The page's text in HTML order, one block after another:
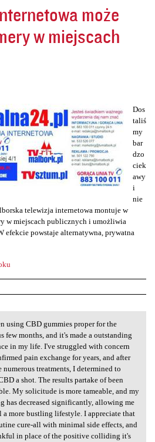
może
w miejscach
Dos
taliś
my
bar
dzo
ciek
awy
i
nie
telewizja internetowa montuje w
w miejscach publicznych i umożliwia
efekcie powstaje alternatywna, prywatna
using CBD gummies
using CBD gummies proper for the
few months, and it's made a outstanding
in my life. I've struggled with concern
pain exchange for years, and after
numerous treatments, I determined to
a shot. The results partake of been
My solicitude is more tameable, and my
has decreased significantly, allowing me
a more bustling lifestyle. I appreciate that
cure-all with minimal side effects, and
in place of the positive colliding it's